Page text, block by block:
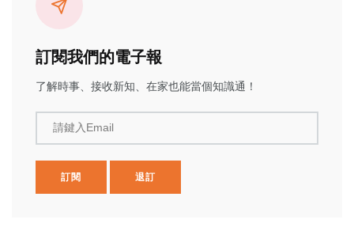
訂閱我們的電子報
了解時事、接收新知、在家也能當個知識通！
請鍵入Email
訂閱 退訂